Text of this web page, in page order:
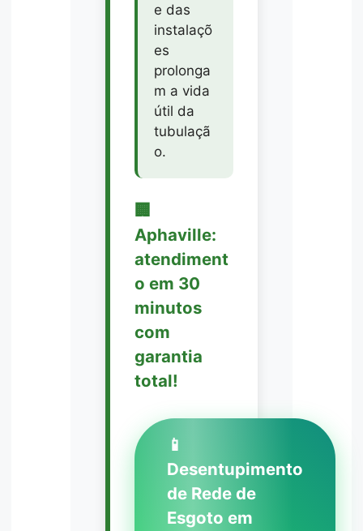
e das
instalaçõ
es
prolonga
m a vida
útil da
tubulaçã
o.
🏢
Aphaville:
atendiment
o em 30
minutos
com
garantia
total!
📱
Desentupimento
de Rede de
Esgoto em